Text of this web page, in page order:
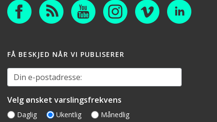
FÅ BESKJED NÅR VI PUBLISERER
Din e-postadresse:
Velg ønsket varslingsfrekvens
Daglig Ukentlig Månedlig